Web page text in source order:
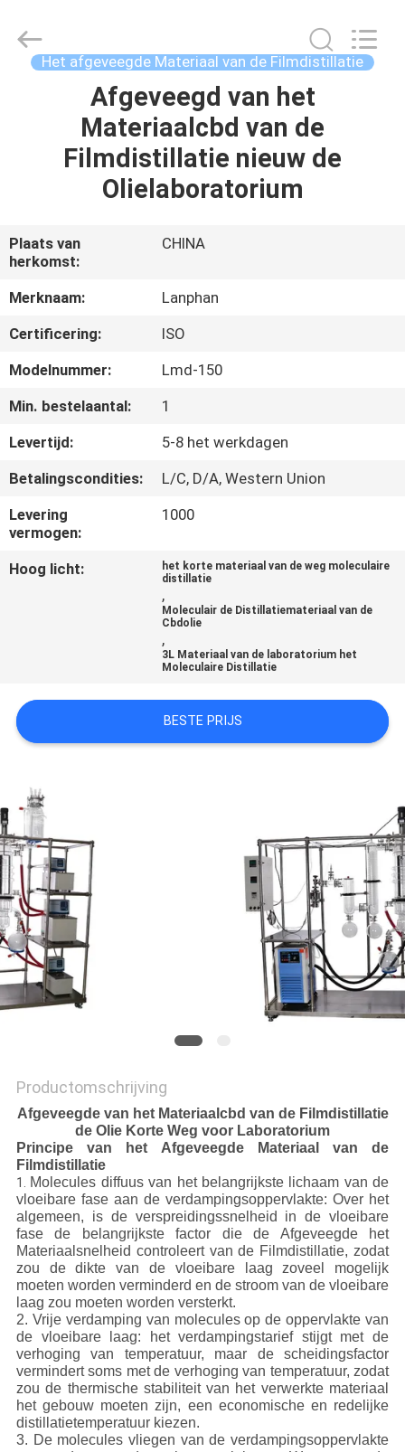
PRODUCTEN
ONGEVEER
ONS
FABRIEKSREIS
KWALITEITSCONTROLE
CONTACTEER
ONS
VERZOEK
PRIVACYBELEID
Co.,Ltd.
Reserved. Het afgeveegde Materiaal van de Filmdistillatie
Afgeveegd van het
Materiaalcbd van de
Filmdistillatie nieuw de
Olielaboratorium
Plaats van
herkomst:
CHINA
Merknaam:
Lanphan
Certificering:
ISO
Modelnummer:
Lmd-150
Min. bestelaantal:
1
Levertijd:
5-8 het werkdagen
Betalingscondities:
L/C, D/A, Western Union
Levering
vermogen:
1000
Hoog licht:
het korte materiaal van de weg moleculaire
distillatie
,
Moleculair de Distillatiemateriaal van de
Cbdolie
,
3L Materiaal van de laboratorium het
Moleculaire Distillatie
BESTE PRIJS
Productomschrijving
Afgeveegde van het Materiaalcbd van de Filmdistillatie
de Olie Korte Weg voor Laboratorium
Principe van het Afgeveegde Materiaal van de
Filmdistillatie
1. Molecules diffuus van het belangrijkste lichaam van de
vloeibare fase aan de verdampingsoppervlakte: Over het
algemeen, is de verspreidingssnelheid in de vloeibare
fase de belangrijkste factor die de Afgeveegde het
Materiaalsnelheid controleert van de Filmdistillatie, zodat
zou de dikte van de vloeibare laag zoveel mogelijk
moeten worden verminderd en de stroom van de vloeibare
laag zou moeten worden versterkt.
2. Vrije verdamping van molecules op de oppervlakte van
de vloeibare laag: het verdampingstarief stijgt met de
verhoging van temperatuur, maar de scheidingsfactor
vermindert soms met de verhoging van temperatuur, zodat
zou de thermische stabiliteit van het verwerkte materiaal
het gebouw moeten zijn, een economische en redelijke
distillatietemperatuur kiezen.
3. De molecules vliegen van de verdampingsoppervlakte